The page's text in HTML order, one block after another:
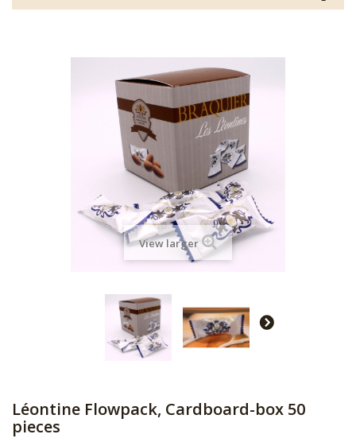
View larger
Léontine Flowpack, Cardboard-box 50
pieces